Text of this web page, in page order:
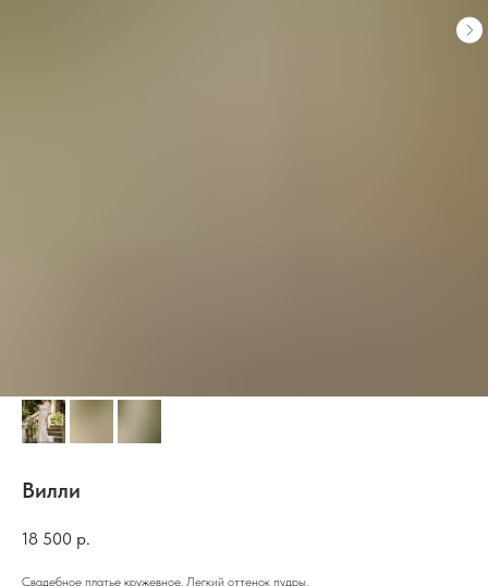
Вилли
18 500 р.
Свадебное платье кружевное. Легкий оттенок пудры.